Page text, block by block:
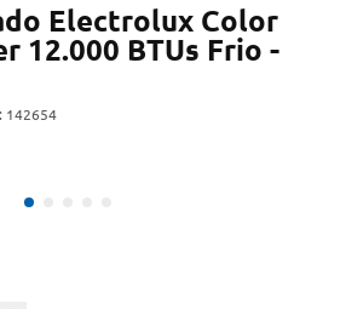
Electrolux Color
12.000 BTUs Frio -
142654